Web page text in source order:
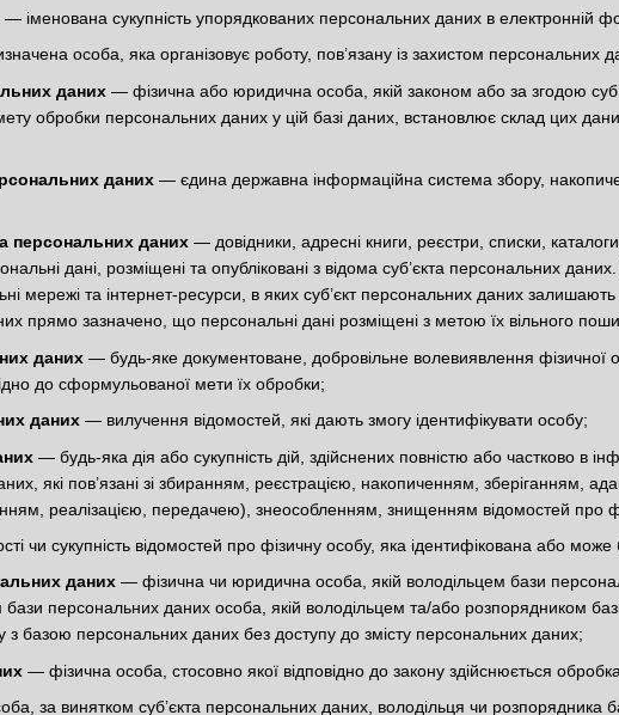
— іменована сукупність упорядкованих персональних даних в електронній
особа, яка організовує роботу, пов’язану із захистом персональних
даних — фізична або юридична особа, якій законом або за згодою
обробки персональних даних у цій базі даних, встановлює склад цих
даних — єдина державна інформаційна система збору,
персональних даних — довідники, адресні книги, реєстри, списки,
дані, розміщені та опубліковані з відома суб’єкта персональних
мережі та інтернет-ресурси, в яких суб’єкт персональних даних залишають
прямо зазначено, що персональні дані розміщені з метою їх вільного
даних — будь-яке документоване, добровільне волевиявлення фізичної
до сформульованої мети їх обробки;
даних — вилучення відомостей, які дають змогу ідентифікувати особу;
— будь-яка дія або сукупність дій, здійснених повністю або частково в
які пов’язані зі збиранням, реєстрацією, накопиченням, зберіганням,
реалізацією, передачею), знеособленням, знищенням відомостей про
чи сукупність відомостей про фізичну особу, яка ідентифікована або може
даних — фізична чи юридична особа, якій володільцем бази
бази персональних даних особа, якій володільцем та/або розпорядником
з базою персональних даних без доступу до змісту персональних даних;
— фізична особа, стосовно якої відповідно до закону здійснюється
за винятком суб’єкта персональних даних, володільця чи розпорядника